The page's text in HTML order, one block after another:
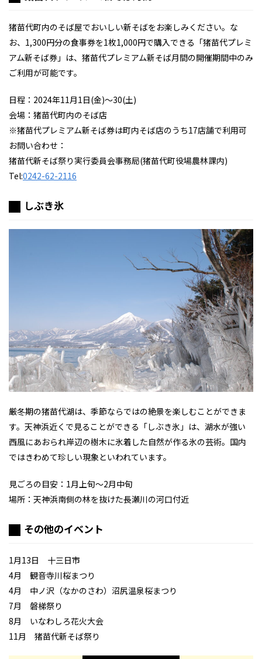
猪苗代町内のそば屋でおいしい新そばをお楽しみください。な
お、1,300円分の食事券を1枚1,000円で購入できる「猪苗代プレミ
アム新そば券」は、猪苗代プレミアム新そば月間の開催期間中のみ
ご利用が可能です。
日程：2024年11月1日(金)～30(土)
会場：猪苗代町内のそば店
※猪苗代プレミアム新そば券は町内そば店のうち17店舗で利用可
お問い合わせ：
猪苗代新そば祭り実行委員会事務局(猪苗代町役場農林課内)
Tel:0242-62-2116
しぶき氷
厳冬期の猪苗代湖は、季節ならではの絶景を楽しむことができま
す。天神浜近くで見ることができる「しぶき氷」は、湖水が強い
西風にあおられ岸辺の樹木に氷着した自然が作る氷の芸術。国内
ではきわめて珍しい現象といわれています。
見ごろの目安：1月上旬〜2月中旬
場所：天神浜南側の林を抜けた長瀬川の河口付近
その他のイベント
1月13日 十三日市
4月 観音寺川桜まつり
4月 中ノ沢（なかのさわ）沼尻温泉桜まつり
7月 磐梯祭り
8月 いなわしろ花火大会
11月 猪苗代新そば祭り